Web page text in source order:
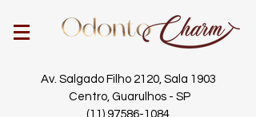
Av. Salgado Filho 2120, Sala 1903
Centro, Guarulhos - SP
(11) 97586-1084